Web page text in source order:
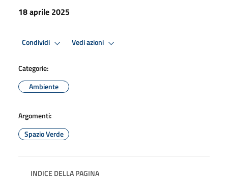
18 aprile 2025
Condividi Vedi azioni
Categorie:
Ambiente
Argomenti:
Spazio Verde
INDICE DELLA PAGINA